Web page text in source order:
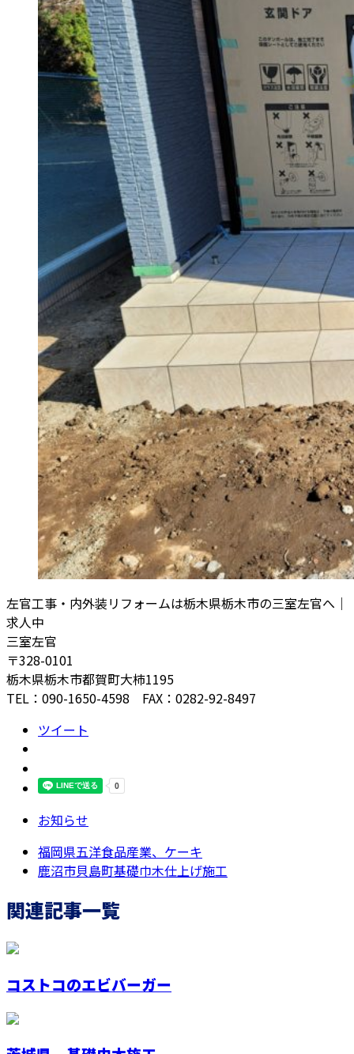
左官工事・内外装リフォームは栃木県栃木市の三室左官へ｜
求人中
三室左官
〒328-0101
栃木県栃木市都賀町大柿1195
TEL：090-1650-4598 FAX：0282-92-8497
ツイート
お知らせ
福岡県五洋食品産業、ケーキ
鹿沼市貝島町基礎巾木仕上げ施工
関連記事一覧
コストコのエビバーガー